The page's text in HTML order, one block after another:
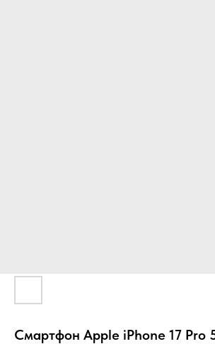
Смартфон Apple iPhone 17 Pro